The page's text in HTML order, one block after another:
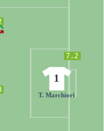
7.2
1
T. Marchiori